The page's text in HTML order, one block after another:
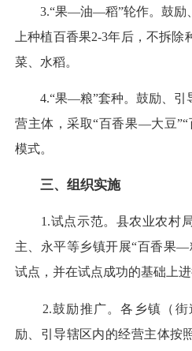
3.“果—油—稻”轮作。鼓励
上种植百香果2-3年后，不拆
菜、水稻。
4.“果—粮”套种。鼓励、引
营主体，采取“百香果—大豆
模式。
三、组织实施
1.试点示范。县农业农村局
主、永平等乡镇开展“百香果
试点，并在试点成功的基础上进
2.鼓励推广。各乡镇（街
励、引导辖区内的经营主体按